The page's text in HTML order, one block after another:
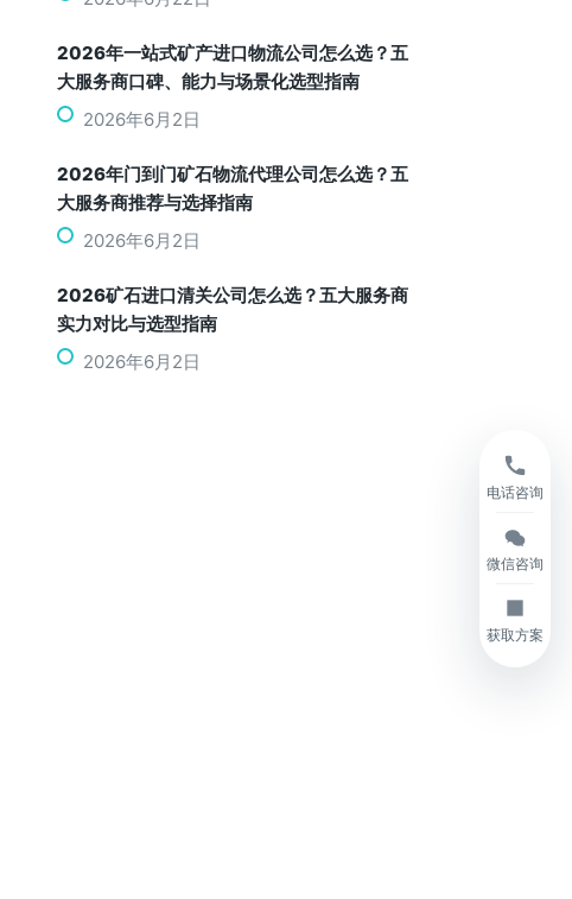
2026年一站式矿产进口物流公司怎么选？五
大服务商口碑、能力与场景化选型指南
2026年6月2日
2026年门到门矿石物流代理公司怎么选？五
大服务商推荐与选择指南
2026年6月2日
2026矿石进口清关公司怎么选？五大服务商
实力对比与选型指南
2026年6月2日
电话咨询
微信咨询
获取方案